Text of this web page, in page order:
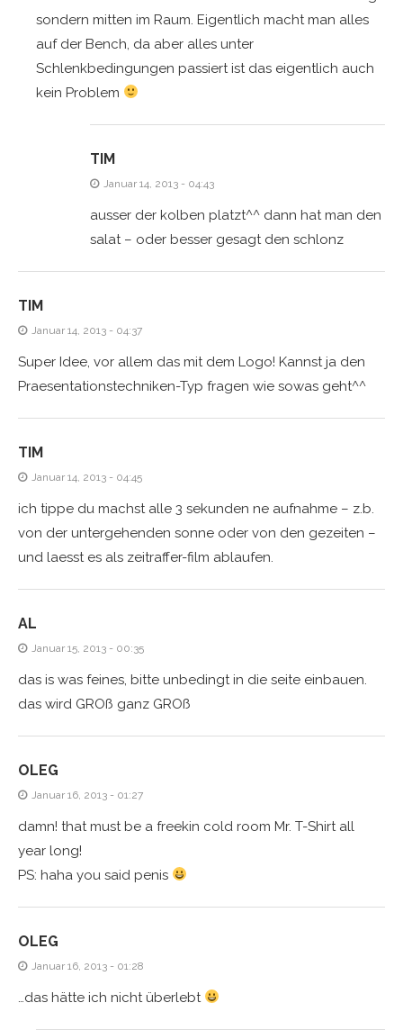
sondern mitten im Raum. Eigentlich macht man alles
auf der Bench, da aber alles unter
Schlenkbedingungen passiert ist das eigentlich auch
kein Problem
TIM
Januar 14, 2013 - 04:43
ausser der kolben platzt^^ dann hat man den
salat – oder besser gesagt den schlonz
TIM
Januar 14, 2013 - 04:37
Super Idee, vor allem das mit dem Logo! Kannst ja den
Praesentationstechniken-Typ fragen wie sowas geht^^
TIM
Januar 14, 2013 - 04:45
ich tippe du machst alle 3 sekunden ne aufnahme – z.b.
von der untergehenden sonne oder von den gezeiten –
und laesst es als zeitraffer-film ablaufen.
AL
Januar 15, 2013 - 00:35
das is was feines, bitte unbedingt in die seite einbauen.
das wird GROß ganz GROß
OLEG
Januar 16, 2013 - 01:27
damn! that must be a freekin cold room Mr. T-Shirt all
year long!
PS: haha you said penis
OLEG
Januar 16, 2013 - 01:28
…das hätte ich nicht überlebt